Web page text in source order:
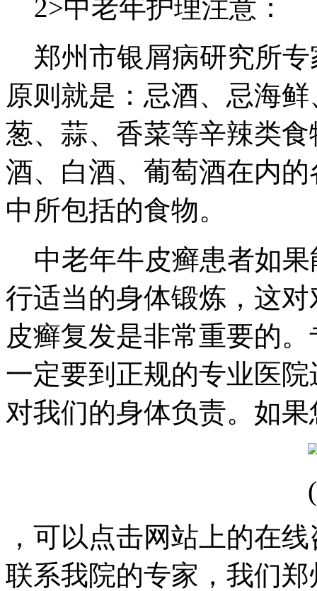
2>中老年护理注意：
郑州市银屑病研究所专
原则就是：忌酒、忌海
葱、蒜、香菜等辛辣类
酒、白酒、葡萄酒在内
中所包括的食物。
中老年牛皮癣患者如果
行适当的身体锻炼，这
皮癣复发是非常重要的
一定要到正规的专业医
对我们的身体负责。如
，可以点击网站上的在
联系我院的专家，我们